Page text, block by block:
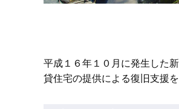
平成１６年１０月に発生した
貸住宅の提供による復旧支援を